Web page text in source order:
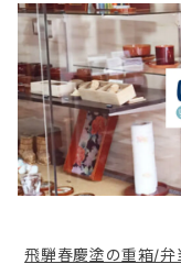
飛騨春慶塗の重箱/弁